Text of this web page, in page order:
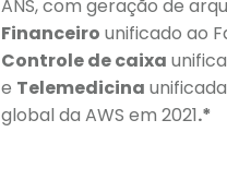
ANS, com geração de
Financeiro unificado ao
Controle de caixa
e Telemedicina
global da AWS em 2021.*